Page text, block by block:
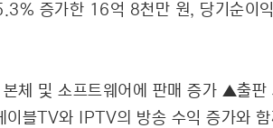
증가한 16억 8천만 원, 당기순이
체 및 소프트웨어에 판매 증가 ▲출판
블TV와 IPTV의 방송 수익 증가와 함